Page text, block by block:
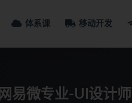
体系课 移动开发
网易微专业-UI设计